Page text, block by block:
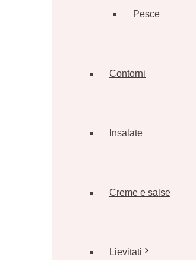
Pesce
Contorni
Insalate
Creme e salse
Lievitati